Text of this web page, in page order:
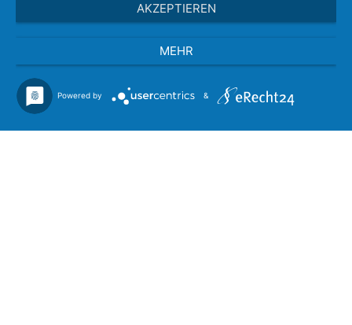
AKZEPTIEREN
MEHR
Powered by &